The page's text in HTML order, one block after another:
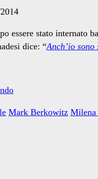
essere stato internato
dice: “Anch’io sono
Mark Berkowitz Milena